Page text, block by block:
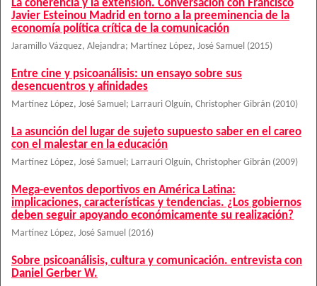
La coherencia y la extensión. Conversación con Francisco
Javier Esteinou Madrid en torno a la preeminencia de la
economía política crítica de la comunicación
Jaramillo Vázquez, Alejandra; Martínez López, José Samuel (2015)
Entre cine y psicoanálisis: un ensayo sobre sus
desencuentros y afinidades
Martínez López, José Samuel ; Larrauri Olguín, Christopher Gibrán (2010)
La asunción del lugar de sujeto supuesto saber en el careo
con el malestar en la educación
Martínez López, José Samuel ; Larrauri Olguín, Christopher Gibrán (2009)
Mega-eventos deportivos en América Latina:
implicaciones, características y tendencias. ¿Los gobiernos
deben seguir apoyando económicamente su realización?
Martínez López, José Samuel (2016)
Sobre psicoanálisis, cultura y comunicación. entrevista con
Daniel Gerber W.